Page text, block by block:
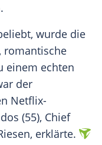
wurde die
romantische
einem echten
der
Netflix-
(55), Chief
erklärte.